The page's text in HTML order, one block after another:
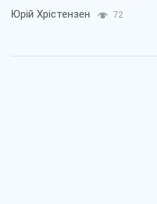
Юрій Хрістензен 72